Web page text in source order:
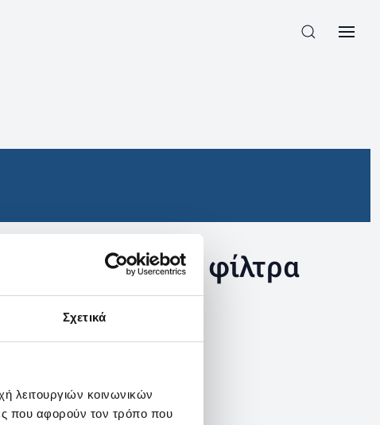
Σχετικά
λειτουργιών κοινωνικών
που αφορούν τον τρόπο που
συγκεκριμένα φίλτρα